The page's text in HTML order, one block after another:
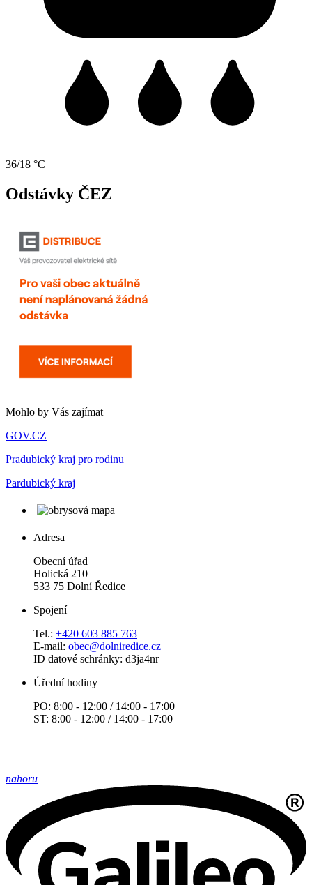
36/18 °C
Odstávky ČEZ
Mohlo by Vás zajímat
GOV.CZ
Pradubický kraj pro rodinu
Pardubický kraj
Adresa
Obecní úřad
Holická 210
533 75 Dolní Ředice
Spojení
Tel.: +420 603 885 763
E-mail: obec@dolniredice.cz
ID datové schránky: d3ja4nr
Úřední hodiny
PO: 8:00 - 12:00 / 14:00 - 17:00
ST: 8:00 - 12:00 / 14:00 - 17:00
nahoru